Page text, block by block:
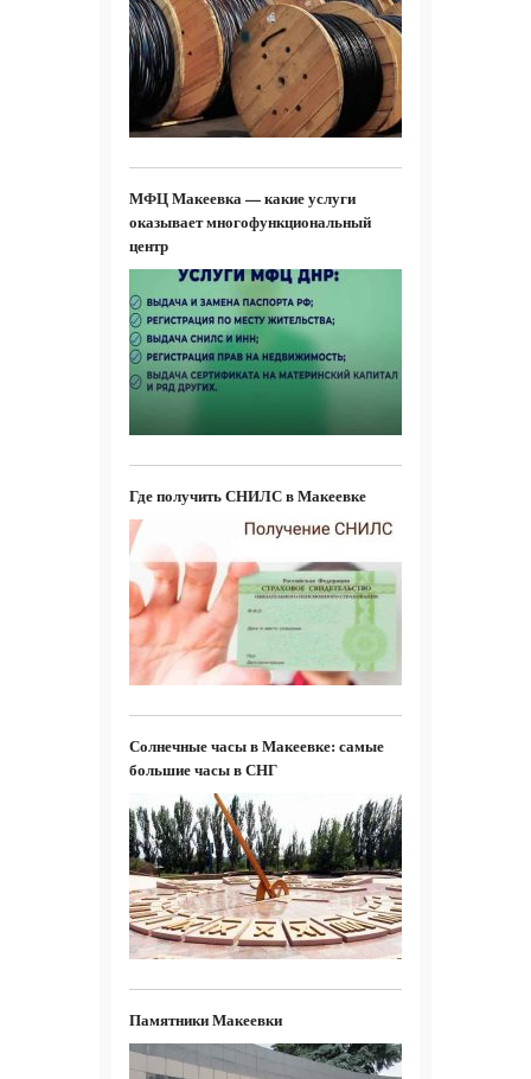
МФЦ Макеевка — какие услуги
оказывает многофункциональный
центр
Где получить СНИЛС в Макеевке
Солнечные часы в Макеевке: самые
большие часы в СНГ
Памятники Макеевки